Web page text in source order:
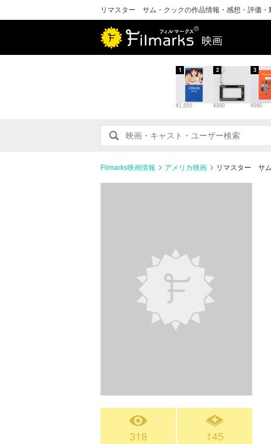
リマスター サム・クックの作品情報・感想・評価・
映画
¥1,650
1
¥990
2
¥990
3
Filmarks映画情報 アメリカ映画 リマスター サ
318 145